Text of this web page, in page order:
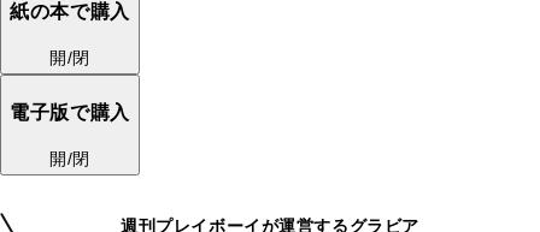
紙の本で購入
開/閉
電子版で購入
開/閉
週刊プレイボーイが運営するグラビア